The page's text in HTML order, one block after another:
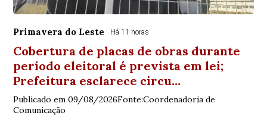
Primavera do Leste Há 11 horas
Cobertura de placas de obras durante
período eleitoral é prevista em lei;
Prefeitura esclarece circu…
Publicado em 09/08/2026Fonte:Coordenadoria de
Comunicação